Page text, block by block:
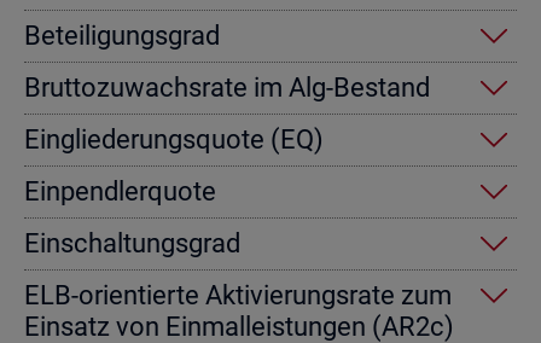
Be­tei­li­gungs­grad
Brut­to­zu­wachs­ra­te im Alg-Be­stand
Ein­glie­de­rungs­quo­te (EQ)
Ein­pend­ler­quo­te
Ein­schal­tungs­grad
ELB-ori­en­tier­te Ak­ti­vie­rungs­ra­te zum
Ein­satz von Einmal­leis­tun­gen (AR2c)